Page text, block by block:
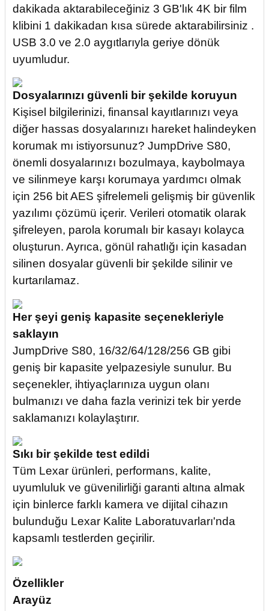
dakikada aktarabileceğiniz 3 GB'lık 4K bir film
klibini 1 dakikadan kısa sürede aktarabilirsiniz .
USB 3.0 ve 2.0 aygıtlarıyla geriye dönük
uyumludur.
Dosyalarınızı güvenli bir şekilde koruyun
Kişisel bilgilerinizi, finansal kayıtlarınızı veya
diğer hassas dosyalarınızı hareket halindeyken
korumak mı istiyorsunuz? JumpDrive S80,
önemli dosyalarınızı bozulmaya, kaybolmaya
ve silinmeye karşı korumaya yardımcı olmak
için 256 bit AES şifrelemeli gelişmiş bir güvenlik
yazılımı çözümü içerir. Verileri otomatik olarak
şifreleyen, parola korumalı bir kasayı kolayca
oluşturun. Ayrıca, gönül rahatlığı için kasadan
silinen dosyalar güvenli bir şekilde silinir ve
kurtarılamaz.
Her şeyi geniş kapasite seçenekleriyle
saklayın
JumpDrive S80, 16/32/64/128/256 GB gibi
geniş bir kapasite yelpazesiyle sunulur. Bu
seçenekler, ihtiyaçlarınıza uygun olanı
bulmanızı ve daha fazla verinizi tek bir yerde
saklamanızı kolaylaştırır.
Sıkı bir şekilde test edildi
Tüm Lexar ürünleri, performans, kalite,
uyumluluk ve güvenilirliği garanti altına almak
için binlerce farklı kamera ve dijital cihazın
bulunduğu Lexar Kalite Laboratuvarları'nda
kapsamlı testlerden geçirilir.
Özellikler
Arayüz